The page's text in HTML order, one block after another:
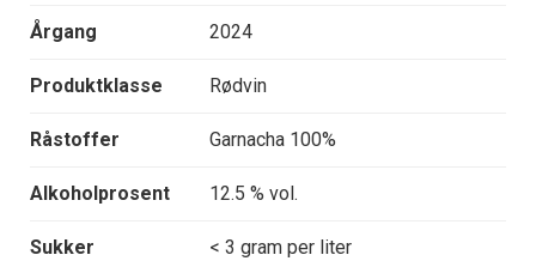
Årgang 2024
Produktklasse Rødvin
Råstoffer Garnacha 100%
Alkoholprosent 12.5 % vol.
Sukker < 3 gram per liter